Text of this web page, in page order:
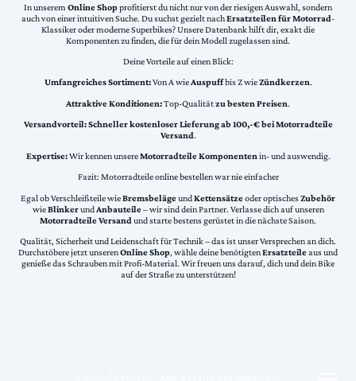
In unserem Online Shopprofitierst du nicht nur von der riesigen Auswahl, sondern
auch von einer intuitiven Suche. Du suchst gezielt nachErsatzteilen für Motorrad-
Klassiker oder moderne Superbikes? Unsere Datenbank hilft dir, exakt die
Komponenten zu finden, die für dein Modell zugelassen sind.
Deine Vorteile auf einen Blick:
Umfangreiches Sortiment:Von A wieAuspuffbis Z wieZündkerzen.
Attraktive Konditionen:Top-Qualitätzu besten Preisen.
Versandvorteil:Schneller kostenloser Lieferung ab 100,-€ bei Motorradteile
Versand.
Expertise:Wir kennen unsereMotorradteile Komponentenin- und auswendig.
Fazit: Motorradteile online bestellen war nie einfacher
Egal ob Verschleißteile wieBremsbelägeundKettensätzeoder optischesZubehör
wieBlinkerundAnbauteile– wir sind dein Partner. Verlasse dich auf unseren
Motorradteile Versand und starte bestens gerüstet in die nächste Saison.
Qualität, Sicherheit und Leidenschaft für Technik – das ist unser Versprechen an dich.
Durchstöbere jetzt unserenOnline Shop, wähle deine benötigtenErsatzteileaus und
genieße das Schrauben mit Profi-Material. Wir freuen uns darauf, dich und dein Bike
auf der Straße zu unterstützen!